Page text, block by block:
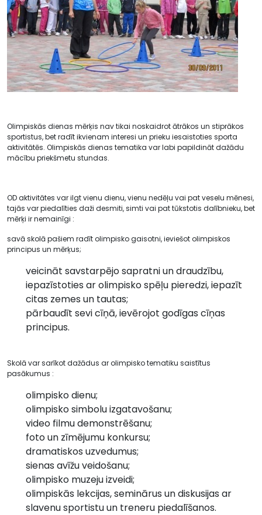
Olimpiskās dienas mērķis nav tikai noskaidrot ātrākos un stiprākos
sportistus, bet radīt ikvienam interesi un prieku iesaistoties sporta
aktivitātēs. Olimpiskās dienas tematika var labi papildināt dažādu
mācību priekšmetu stundas.
OD aktivitātes var ilgt vienu dienu, vienu nedēļu vai pat veselu mēnesi,
tajās var piedalīties daži desmiti, simti vai pat tūkstotis dalībnieku, bet
mērķi ir nemainīgi :
savā skolā pašiem radīt olimpisko gaisotni, ieviešot olimpiskos
principus un mērķus;
veicināt savstarpējo sapratni un draudzību,
iepazīstoties ar olimpisko spēļu pieredzi, iepazīt
citas zemes un tautas;
pārbaudīt sevi cīņā, ievērojot godīgas cīņas
principus.
Skolā var sarīkot dažādus ar olimpisko tematiku saistītus
pasākumus :
olimpisko dienu;
olimpisko simbolu izgatavošanu;
video filmu demonstrēšanu;
foto un zīmējumu konkursu;
dramatiskos uzvedumus;
sienas avīžu veidošanu;
olimpisko muzeju izveidi;
olimpiskās lekcijas, seminārus un diskusijas ar
slavenu sportistu un treneru piedalīšanos.